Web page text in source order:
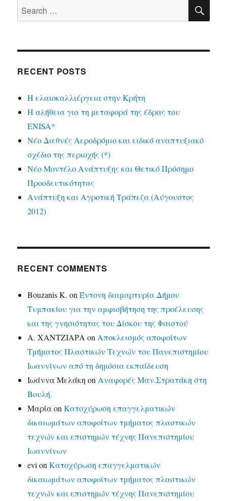
Search
for:
RECENT POSTS
Η ελαιοκαλλιέργεια στην Κρήτη
Η αλήθεια για τη μεταφορά της έδρας του
ENISA*
Νέο Διεθνές Αεροδρόμιο και ειδικό αναπτυξιακό
σχέδιο της περιοχής (*)
Νέο Μοντέλο Ανάπτυξης και Θετικό Πρόσημο
Προοδευτικότητας
Ανάπτυξη και Αγροτική Τράπεζα (Αύγουστος
2012)
RECENT COMMENTS
Bouzanis K. onΈντονη διαμαρτυρία Δήμου
Τυμπακίου για την αμφισβήτηση της προέλευσης
και της γνησιότητας του Δίσκου της Φαιστού
Α. ΧΑΝΤΖΙΑΡΑ on Αποκλεισμός αποφοίτων
Τμήματος Πλαστικών Τεχνών του Πανεπιστημίου
Ιωαννίνων από τη δημόσια εκπαίδευση
Ιωάννα Μελάκη on Αναφορές Μαν.Στρατάκη στη
Βουλή.
ΜαρίαonΚατοχύρωση επαγγελματικών
δικαιωμάτων αποφοίτων τμήματος πλαστικών
τεχνών και επιστημών τέχνης Πανεπιστημίου
Ιωαννίνων
evi onΚατοχύρωση επαγγελματικών
δικαιωμάτων αποφοίτων τμήματος πλαστικών
τεχνών και επιστημών τέχνης Πανεπιστημίου